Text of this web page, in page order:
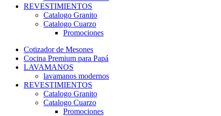
REVESTIMIENTOS
Catalogo Granito
Catalogo Cuarzo
Promociones
Cotizador de Mesones
Cocina Premium para Papá
LAVAMANOS
lavamanos modernos
REVESTIMIENTOS
Catalogo Granito
Catalogo Cuarzo
Promociones